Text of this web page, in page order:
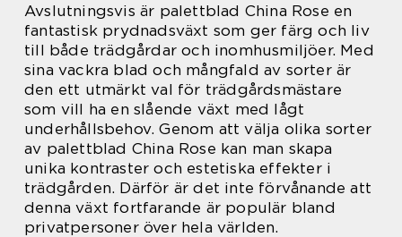
Avslutningsvis är palettblad China Rose en
fantastisk prydnadsväxt som ger färg och liv
till både trädgårdar och inomhusmiljöer. Med
sina vackra blad och mångfald av sorter är
den ett utmärkt val för trädgårdsmästare
som vill ha en slående växt med lågt
underhållsbehov. Genom att välja olika sorter
av palettblad China Rose kan man skapa
unika kontraster och estetiska effekter i
trädgården. Därför är det inte förvånande att
denna växt fortfarande är populär bland
privatpersoner över hela världen.